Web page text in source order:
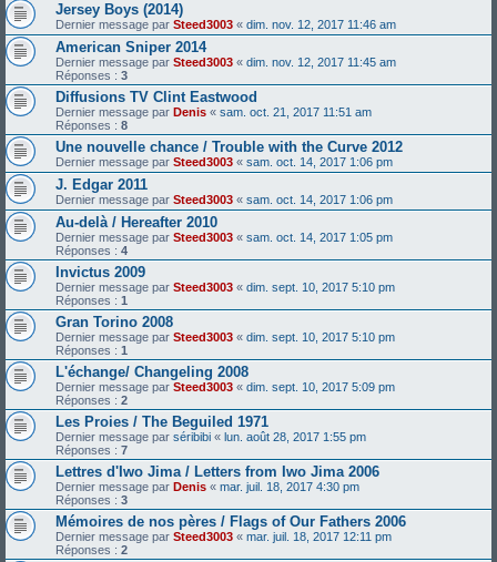
Jersey Boys (2014)
Dernier message par Steed3003 « dim. nov. 12, 2017 11:46 am
American Sniper 2014
Dernier message par Steed3003 « dim. nov. 12, 2017 11:45 am
Réponses : 3
Diffusions TV Clint Eastwood
Dernier message par Denis « sam. oct. 21, 2017 11:51 am
Réponses : 8
Une nouvelle chance / Trouble with the Curve 2012
Dernier message par Steed3003 « sam. oct. 14, 2017 1:06 pm
J. Edgar 2011
Dernier message par Steed3003 « sam. oct. 14, 2017 1:06 pm
Au-delà / Hereafter 2010
Dernier message par Steed3003 « sam. oct. 14, 2017 1:05 pm
Réponses : 4
Invictus 2009
Dernier message par Steed3003 « dim. sept. 10, 2017 5:10 pm
Réponses : 1
Gran Torino 2008
Dernier message par Steed3003 « dim. sept. 10, 2017 5:10 pm
Réponses : 1
L'échange/ Changeling 2008
Dernier message par Steed3003 « dim. sept. 10, 2017 5:09 pm
Réponses : 2
Les Proies / The Beguiled 1971
Dernier message par séribibi « lun. août 28, 2017 1:55 pm
Réponses : 7
Lettres d'Iwo Jima / Letters from Iwo Jima 2006
Dernier message par Denis « mar. juil. 18, 2017 4:30 pm
Réponses : 3
Mémoires de nos pères / Flags of Our Fathers 2006
Dernier message par Steed3003 « mar. juil. 18, 2017 12:11 pm
Réponses : 2